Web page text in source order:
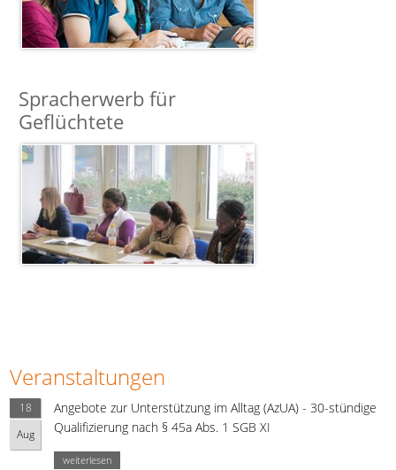
Spracherwerb für
Geflüchtete
Veranstaltungen
18
Aug
Angebote zur Unterstützung im Alltag (AzUA) - 30-stündige
Qualifizierung nach § 45a Abs. 1 SGB XI
weiterlesen